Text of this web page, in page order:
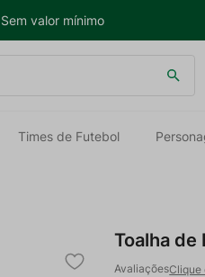
valor mínimo
Times de Futebol
Toalha de
Clique